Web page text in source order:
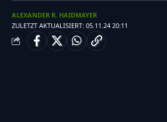
ZULETZT AKTUALISIERT: 05.11.24 20:11
ALEXANDER R. HAIDMAYER